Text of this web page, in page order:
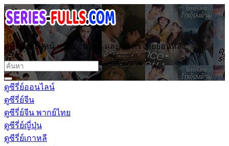
ดูซีรี่ย์ออนไลน์ หนังออนไลน์ และ ละครไทยย้อนหลัง
ดูซีรี่ย์ออนไลน์
ดูซีรี่ย์จีน
ดูซีรี่ย์จีน พากย์ไทย
ดูซีรี่ย์ญี่ปุ่น
ดูซีรี่ย์เกาหลี